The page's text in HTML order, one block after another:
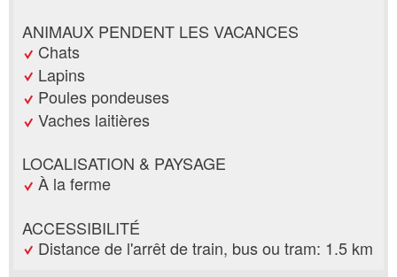
ANIMAUX PENDENT LES VACANCES
Chats
Lapins
Poules pondeuses
Vaches laitières
LOCALISATION & PAYSAGE
À la ferme
ACCESSIBILITÉ
Distance de l'arrêt de train, bus ou tram: 1.5 km